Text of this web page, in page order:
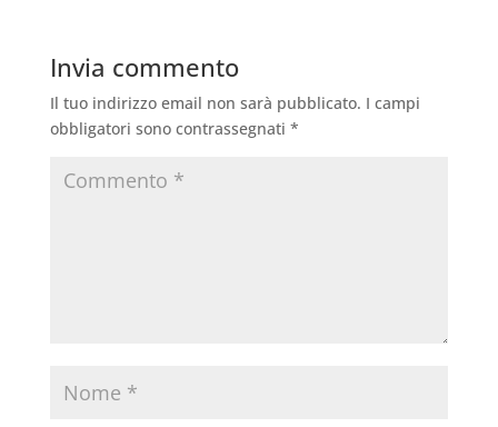
Invia commento
Il tuo indirizzo email non sarà pubblicato. I campi
obbligatori sono contrassegnati *